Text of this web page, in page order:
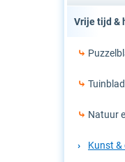
Vrije tijd &
Natuur
Kunst